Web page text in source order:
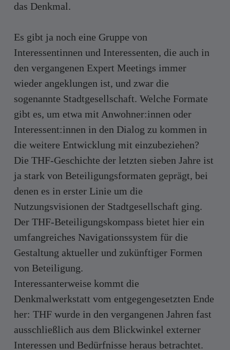
das Denkmal.
Es gibt ja noch eine Gruppe von
Interessentinnen und Interessenten, die auch in
den vergangenen Expert Meetings immer
wieder angeklungen ist, und zwar die
sogenannte Stadtgesellschaft. Welche Formate
gibt es, um etwa mit Anwohner:innen oder
Interessent:innen in den Dialog zu kommen in
die weitere Entwicklung mit einzubeziehen?
Die THF-Geschichte der letzten sieben Jahre ist
ja stark von Beteiligungsformaten geprägt, bei
denen es in erster Linie um die
Nutzungsvisionen der Stadtgesellschaft ging.
Der THF-Beteiligungskompass bietet hier ein
umfangreiches Navigationssystem für die
Gestaltung aktueller und zukünftiger Formen
von Beteiligung.
Interessanterweise kommt die
Denkmalwerkstatt vom entgegengesetzten Ende
her: THF wurde in den vergangenen Jahren fast
ausschließlich aus dem Blickwinkel externer
Interessen und Bedürfnisse heraus betrachtet.